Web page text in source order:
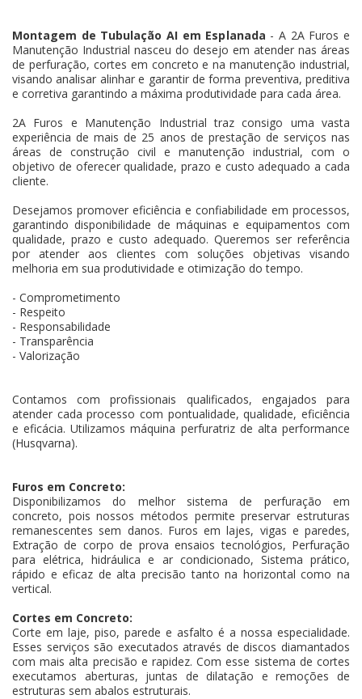
Montagem de Tubulação AI em Esplanada - A 2A Furos e
Manutenção Industrial nasceu do desejo em atender nas áreas
de perfuração, cortes em concreto e na manutenção industrial,
visando analisar alinhar e garantir de forma preventiva, preditiva
e corretiva garantindo a máxima produtividade para cada área.
2A Furos e Manutenção Industrial traz consigo uma vasta
experiência de mais de 25 anos de prestação de serviços nas
áreas de construção civil e manutenção industrial, com o
objetivo de oferecer qualidade, prazo e custo adequado a cada
cliente.
Desejamos promover eficiência e confiabilidade em processos,
garantindo disponibilidade de máquinas e equipamentos com
qualidade, prazo e custo adequado. Queremos ser referência
por atender aos clientes com soluções objetivas visando
melhoria em sua produtividade e otimização do tempo.
- Comprometimento
- Respeito
- Responsabilidade
- Transparência
- Valorização
Contamos com profissionais qualificados, engajados para
atender cada processo com pontualidade, qualidade, eficiência
e eficácia. Utilizamos máquina perfuratriz de alta performance
(Husqvarna).
Furos em Concreto:
Disponibilizamos do melhor sistema de perfuração em
concreto, pois nossos métodos permite preservar estruturas
remanescentes sem danos. Furos em lajes, vigas e paredes,
Extração de corpo de prova ensaios tecnológios, Perfuração
para elétrica, hidráulica e ar condicionado, Sistema prático,
rápido e eficaz de alta precisão tanto na horizontal como na
vertical.
Cortes em Concreto:
Corte em laje, piso, parede e asfalto é a nossa especialidade.
Esses serviços são executados através de discos diamantados
com mais alta precisão e rapidez. Com esse sistema de cortes
executamos aberturas, juntas de dilatação e remoções de
estruturas sem abalos estruturais.